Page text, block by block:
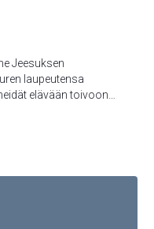
Jeesuksen
laupeutensa
elävään toivoon
on valmis